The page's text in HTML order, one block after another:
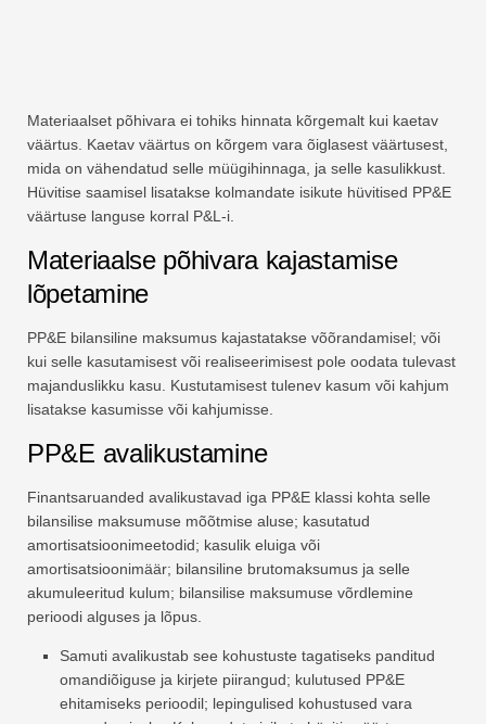
Materiaalset põhivara ei tohiks hinnata kõrgemalt kui kaetav
väärtus. Kaetav väärtus on kõrgem vara õiglasest väärtusest,
mida on vähendatud selle müügihinnaga, ja selle kasulikkust.
Hüvitise saamisel lisatakse kolmandate isikute hüvitised PP&E
väärtuse languse korral P&L-i.
Materiaalse põhivara kajastamise
lõpetamine
PP&E bilansiline maksumus kajastatakse võõrandamisel; või
kui selle kasutamisest või realiseerimisest pole oodata tulevast
majanduslikku kasu. Kustutamisest tulenev kasum või kahjum
lisatakse kasumisse või kahjumisse.
PP&E avalikustamine
Finantsaruanded avalikustavad iga PP&E klassi kohta selle
bilansilise maksumuse mõõtmise aluse; kasutatud
amortisatsioonimeetodid; kasulik eluiga või
amortisatsioonimäär; bilansiline brutomaksumus ja selle
akumuleeritud kulum; bilansilise maksumuse võrdlemine
perioodi alguses ja lõpus.
Samuti avalikustab see kohustuste tagatiseks panditud
omandiõiguse ja kirjete piirangud; kulutused PP&E
ehitamiseks perioodil; lepingulised kohustused vara